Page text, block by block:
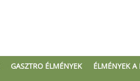
GASZTRO ÉLMÉNYEK
ÉLMÉNYEK